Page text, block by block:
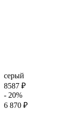
серый
8587 ₽
- 20%
6 870 ₽